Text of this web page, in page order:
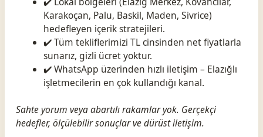
Karakoçan, Palu, Baskil, Maden, Sivrice)
hedefleyen içerik stratejileri.
✔️ Tüm tekliflerimizi TL cinsinden net fiyatlarla
sunarız, gizli ücret yoktur.
✔️ WhatsApp üzerinden hızlı iletişim – Elazığlı
işletmecilerin en çok kullandığı kanal.
Sahte yorum veya abartılı rakamlar yok. Gerçekçi
hedefler, ölçülebilir sonuçlar ve dürüst iletişim.